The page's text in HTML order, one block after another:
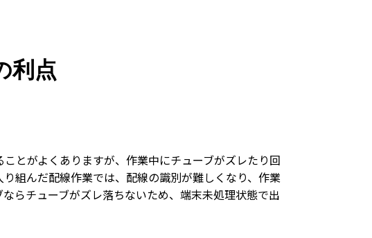
利点
とがよくありますが、作業中にチューブがズレたり回
組んだ配線作業では、配線の識別が難しくなり、作業
らチューブがズレ落ちないため、端末未処理状態で出